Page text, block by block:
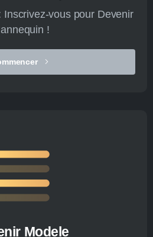
Inscrivez-vous pour Devenir
!
Modele